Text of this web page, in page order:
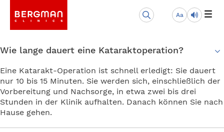
Aa
Wie lange dauert eine Kataraktoperation?
Eine Katarakt-Operation ist schnell erledigt: Sie dauert
nur 10 bis 15 Minuten. Sie werden sich, einschließlich der
Vorbereitung und Nachsorge, in etwa zwei bis drei
Stunden in der Klinik aufhalten. Danach können Sie nach
Hause gehen.